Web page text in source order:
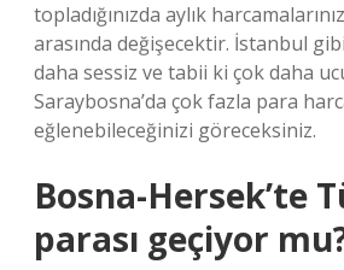
topladığınızda aylık
arasında değişecektir. İstanbul
daha sessiz ve tabii ki çok daha
Saraybosna’da çok fazla para
eğlenebileceğinizi göreceksiniz.
Bosna-Hersek’te
parası geçiyor